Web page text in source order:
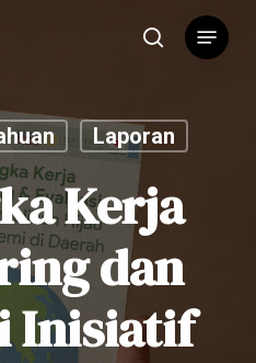
search
Menu
Laporan
Kerja
dan
Inisiatif